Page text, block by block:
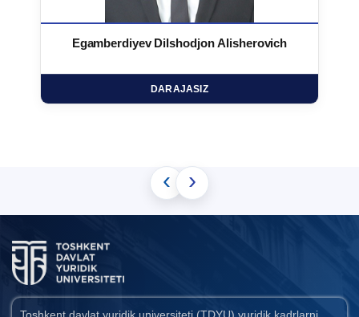
Egamberdiyev Dilshodjon Alisherovich
DARAJASIZ
‹ ›
Toshkent davlat yuridik universiteti (TDYU) yuridik kadrlarni